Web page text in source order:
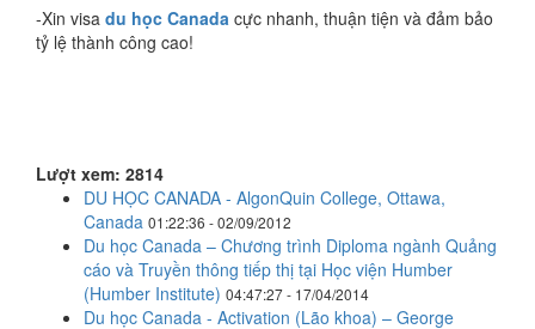
-Xin visa du học Canada cực nhanh, thuận tiện và đảm bảo
tỷ lệ thành công cao!
Lượt xem: 2814
DU HỌC CANADA - AlgonQuin College, Ottawa,
Canada 01:22:36 - 02/09/2012
Du học Canada – Chương trình Diploma ngành Quảng
cáo và Truyền thông tiếp thị tại Học viện Humber
(Humber Institute) 04:47:27 - 17/04/2014
Du học Canada - Activation (Lão khoa) – George